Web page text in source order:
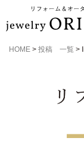
HOME > 投稿 一覧 >